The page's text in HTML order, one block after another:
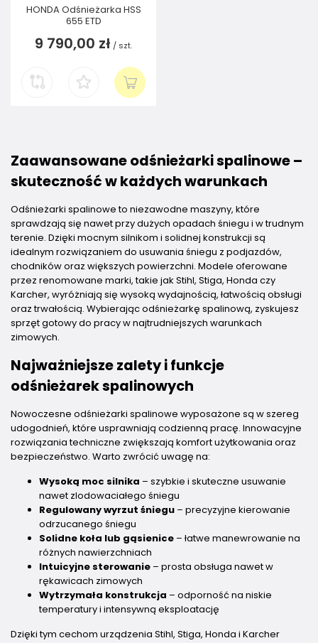
HONDA Odśnieżarka HSS
655 ETD
9 790,00 zł / szt.
Zaawansowane odśnieżarki spalinowe –
skuteczność w każdych warunkach
Odśnieżarki spalinowe to niezawodne maszyny, które
sprawdzają się nawet przy dużych opadach śniegu i w trudnym
terenie. Dzięki mocnym silnikom i solidnej konstrukcji są
idealnym rozwiązaniem do usuwania śniegu z podjazdów,
chodników oraz większych powierzchni. Modele oferowane
przez renomowane marki, takie jak Stihl, Stiga, Honda czy
Karcher, wyróżniają się wysoką wydajnością, łatwością obsługi
oraz trwałością. Wybierając odśnieżarkę spalinową, zyskujesz
sprzęt gotowy do pracy w najtrudniejszych warunkach
zimowych.
Najważniejsze zalety i funkcje
odśnieżarek spalinowych
Nowoczesne odśnieżarki spalinowe wyposażone są w szereg
udogodnień, które usprawniają codzienną pracę. Innowacyjne
rozwiązania techniczne zwiększają komfort użytkowania oraz
bezpieczeństwo. Warto zwrócić uwagę na:
Wysoką moc silnika – szybkie i skuteczne usuwanie
nawet zlodowaciałego śniegu
Regulowany wyrzut śniegu – precyzyjne kierowanie
odrzucanego śniegu
Solidne koła lub gąsienice – łatwe manewrowanie na
różnych nawierzchniach
Intuicyjne sterowanie – prosta obsługa nawet w
rękawicach zimowych
Wytrzymała konstrukcja – odporność na niskie
temperatury i intensywną eksploatację
Dzięki tym cechom urządzenia Stihl, Stiga, Honda i Karcher